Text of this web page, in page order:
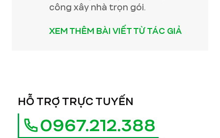
công xây nhà trọn gói.
XEM THÊM BÀI VIẾT TỪ TÁC GIẢ
HỖ TRỢ TRỰC TUYẾN
0967.212.388